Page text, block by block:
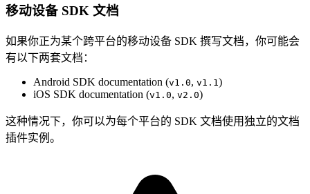
移动设备 SDK 文档
如果你正为某个跨平台的移动设备 SDK 撰写文档，你可能会
有以下两套文档：
Android SDK documentation (v1.0, v1.1 )
iOS SDK documentation (v1.0, v2.0)
这种情况下，你可以为每个平台的 SDK 文档使用独立的文档
插件实例。